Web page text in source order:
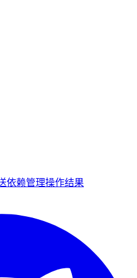
依赖管理操作结果